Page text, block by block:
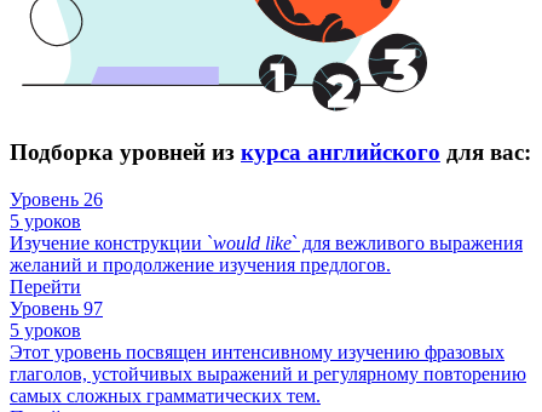
Подборка уровней из курса английского для вас:
Уровень 26
5 уроков
Изучение конструкции `would like` для вежливого выражения
желаний и продолжение изучения предлогов.
Перейти
Уровень 97
5 уроков
Этот уровень посвящен интенсивному изучению фразовых
глаголов, устойчивых выражений и регулярному повторению
самых сложных грамматических тем.